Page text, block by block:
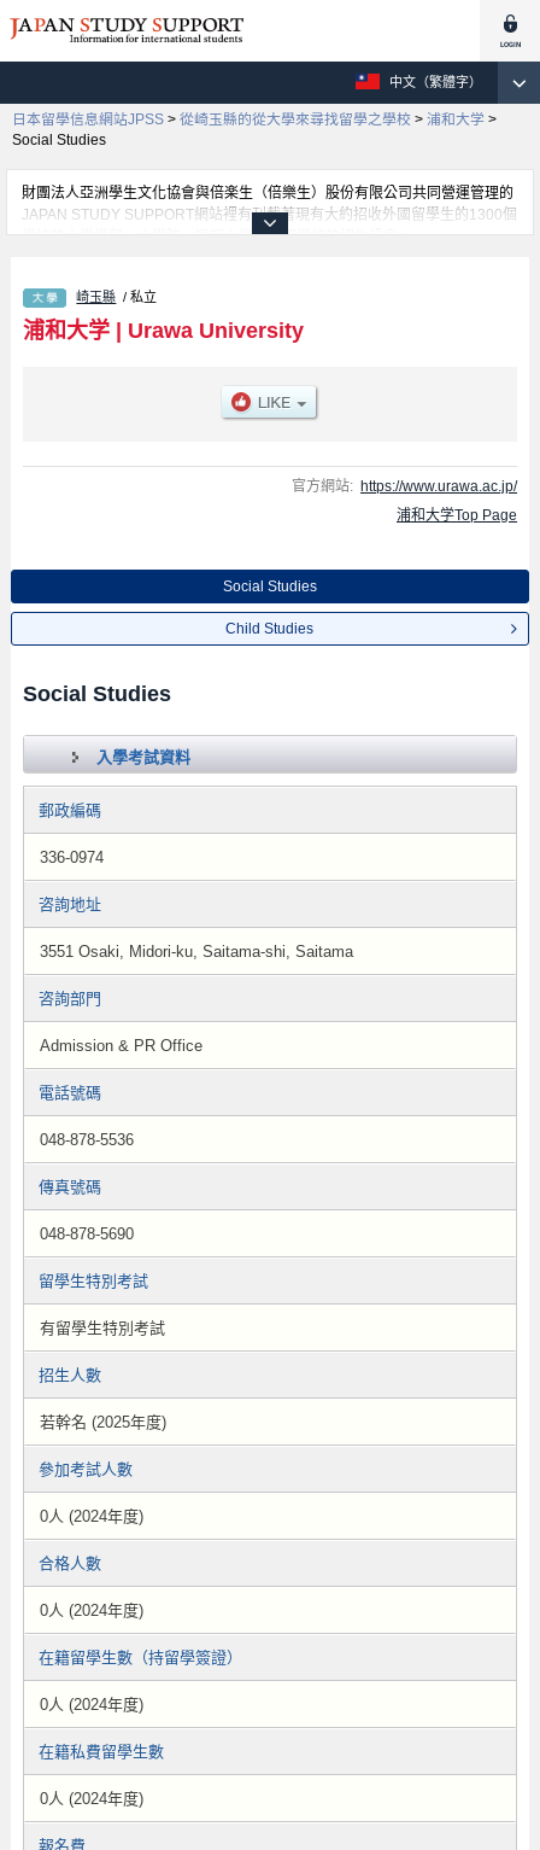
中文（繁體字）
日本留學信息網站JPSS > 從崎玉縣的從大學來尋找留學之學校 > 浦和大学 >
Social Studies
財團法人亞洲學生文化協會與倍楽生（倍樂生）股份有限公司共同營運管理的
JAPAN STUDY SUPPORT網站裡有刊載著現有大約招收外國留學生的1300個
學校的大學學部、大學院、短期大學、專門學校的招生訊息。
設施介紹、聯絡方式等對外國留學生是必要之訊息都刊載於此，請務必查閱及
利用此網站。
崎玉縣 / 私立
浦和大学| Urawa University
官方網站: https://www.urawa.ac.jp/
浦和大学Top Page
Social Studies
Child Studies
Social Studies
入學考試資料
郵政編碼
336-0974
咨詢地址
3551 Osaki, Midori-ku, Saitama-shi, Saitama
咨詢部門
Admission & PR Office
電話號碼
048-878-5536
傳真號碼
048-878-5690
留學生特別考試
有留學生特別考試
招生人數
若幹名 (2025年度)
參加考試人數
0人 (2024年度)
合格人數
0人 (2024年度)
在籍留學生數（持留學簽證）
0人 (2024年度)
在籍私費留學生數
0人 (2024年度)
報名費